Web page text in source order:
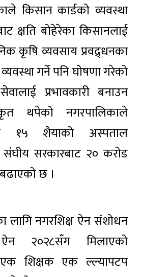
किसान कार्डको व्यवस्था
क्षति बोहेरेका किसानलाई
कृषि व्यवसाय प्रवद्र्धनका
गर्ने पनि घोषणा गरेको
प्रभावकारी बनाउन
थपेको नगरपालिकाले
१५ शैयाको अस्पताल
संघीय सरकारबाट २० करोड
छ ।
लागि नगरशिक्ष ऐन संशोधन
२०२८सँग मिलाएको
शिक्षक एक ल्ल्यापटप